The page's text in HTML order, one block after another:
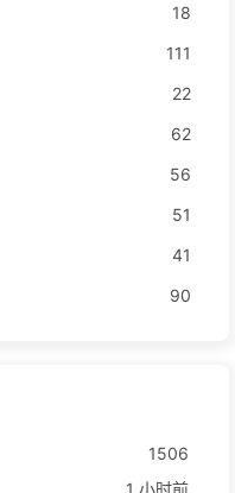
18
111
22
62
56
51
41
90
1506
1 小时前